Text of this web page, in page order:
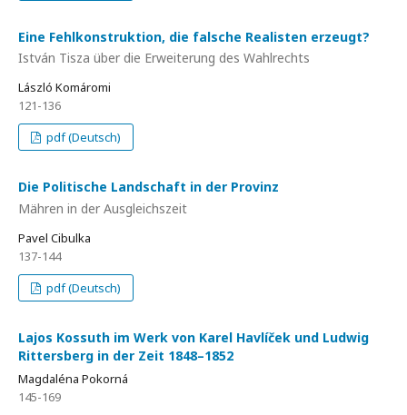
Eine Fehlkonstruktion, die falsche Realisten erzeugt?
István Tisza über die Erweiterung des Wahlrechts
László Komáromi
121-136
pdf (Deutsch)
Die Politische Landschaft in der Provinz
Mähren in der Ausgleichszeit
Pavel Cibulka
137-144
pdf (Deutsch)
Lajos Kossuth im Werk von Karel Havlíček und Ludwig
Rittersberg in der Zeit 1848–1852
Magdaléna Pokorná
145-169